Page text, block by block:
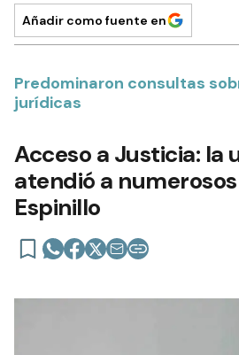
Añadir como fuente en
Predominaron consultas
jurídicas
Acceso a Justicia: la
atendió a
Espinillo